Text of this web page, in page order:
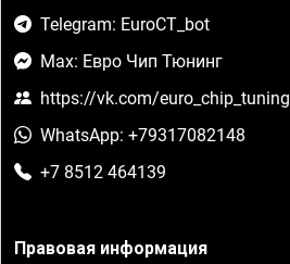
Telegram: EuroCT_bot
Max: Евро Чип Тюнинг
https://vk.com/euro_chip_tuning
WhatsApp: +79317082148
+7 8512 464139
Правовая информация